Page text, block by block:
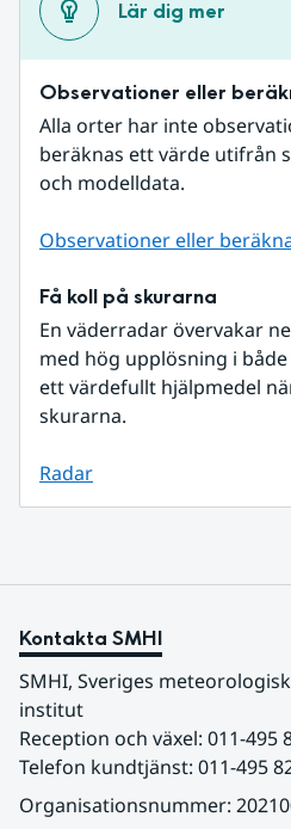
Lär dig mer
Observationer eller
Alla orter har inte
beräknas ett värde utifrån
och modelldata.
Observationer eller
Få koll på skurarna
En väderradar övervakar
med hög upplösning i
ett värdefullt hjälpmedel
skurarna.
Radar
Kontakta SMHI
SMHI, Sveriges
institut
Reception och växel: 011-495
Telefon kundtjänst: 011-495
Organisationsnummer: